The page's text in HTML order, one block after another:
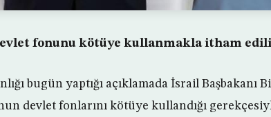
fonunu kötüye kullanmakla itham
bugün yaptığı açıklamada İsrail Başbakanı
devlet fonlarını kötüye kullandığı